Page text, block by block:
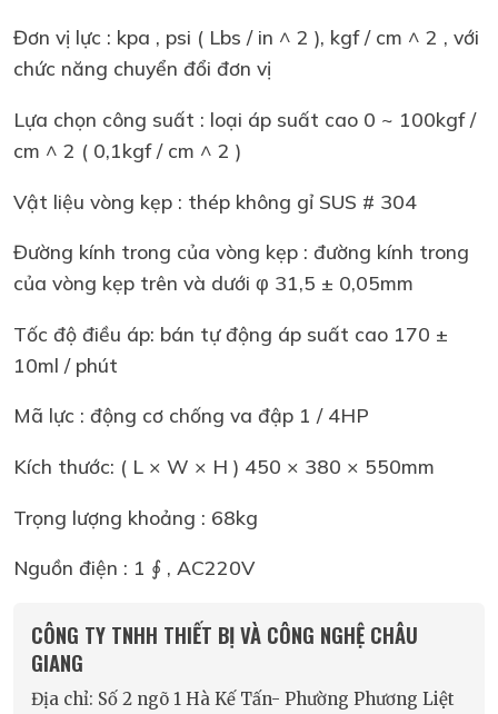
Đơn vị lực : kpa , psi ( Lbs / in ^ 2 ), kgf / cm ^ 2 , với
chức năng chuyển đổi đơn vị
Lựa chọn công suất : loại áp suất cao 0 ~ 100kgf /
cm ^ 2 ( 0,1kgf / cm ^ 2 )
Vật liệu vòng kẹp : thép không gỉ SUS # 304
Đường kính trong của vòng kẹp : đường kính trong
của vòng kẹp trên và dưới φ 31,5 ± 0,05mm
Tốc độ điều áp: bán tự động áp suất cao 170 ±
10ml / phút
Mã lực : động cơ chống va đập 1 / 4HP
Kích thước: ( L × W × H ) 450 × 380 × 550mm
Trọng lượng khoảng : 68kg
Nguồn điện : 1 ∮ , AC220V
CÔNG TY TNHH THIẾT BỊ VÀ CÔNG NGHỆ CHÂU
GIANG
Địa chỉ: Số 2 ngõ 1 Hà Kế Tấn- Phường Phương Liệt